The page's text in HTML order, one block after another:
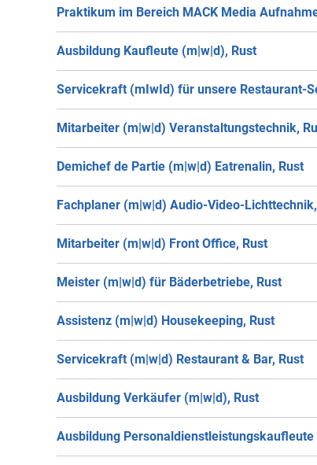
Praktikum im Bereich MACK Media
Ausbildung Kaufleute (m|w|d), Rust
Servicekraft (mIwId) für unsere Restaurant-
Mitarbeiter (m|w|d) Veranstaltungstechnik,
Demichef de Partie (m|w|d) Eatrenalin, Rust
Fachplaner (m|w|d) Audio-Video-
Mitarbeiter (m|w|d) Front Office, Rust
Meister (m|w|d) für Bäderbetriebe, Rust
Assistenz (m|w|d) Housekeeping, Rust
Servicekraft (m|w|d) Restaurant & Bar, Rust
Ausbildung Verkäufer (m|w|d), Rust
Ausbildung Personaldienstleistungskaufleute